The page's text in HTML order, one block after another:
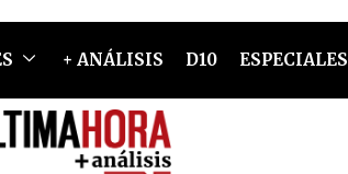
+ ANÁLISIS D10 ESPECIALES